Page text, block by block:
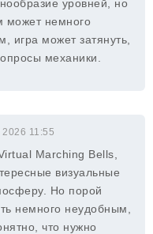
уровней, но
может немного
игра может затянуть,
механики.
2026 11:55
Marching Bells,
визуальные
Но порой
немного неудобным,
что нужно